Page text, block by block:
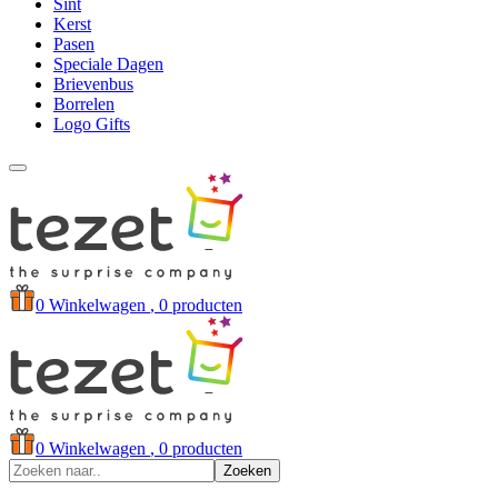
Sint
Kerst
Pasen
Speciale Dagen
Brievenbus
Borrelen
Logo Gifts
0 Winkelwagen , 0 producten
0 Winkelwagen , 0 producten
Zoeken